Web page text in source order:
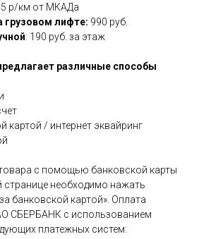
р/км от МКАДа
грузовом лифте: 990 руб.
: 190 руб. за этаж
различные способы
картой / интернет эквайринг
с помощью банковской карты
странице необходимо нажать
банковской картой». Оплата
СБЕРБАНК с использованием
платежных систем: